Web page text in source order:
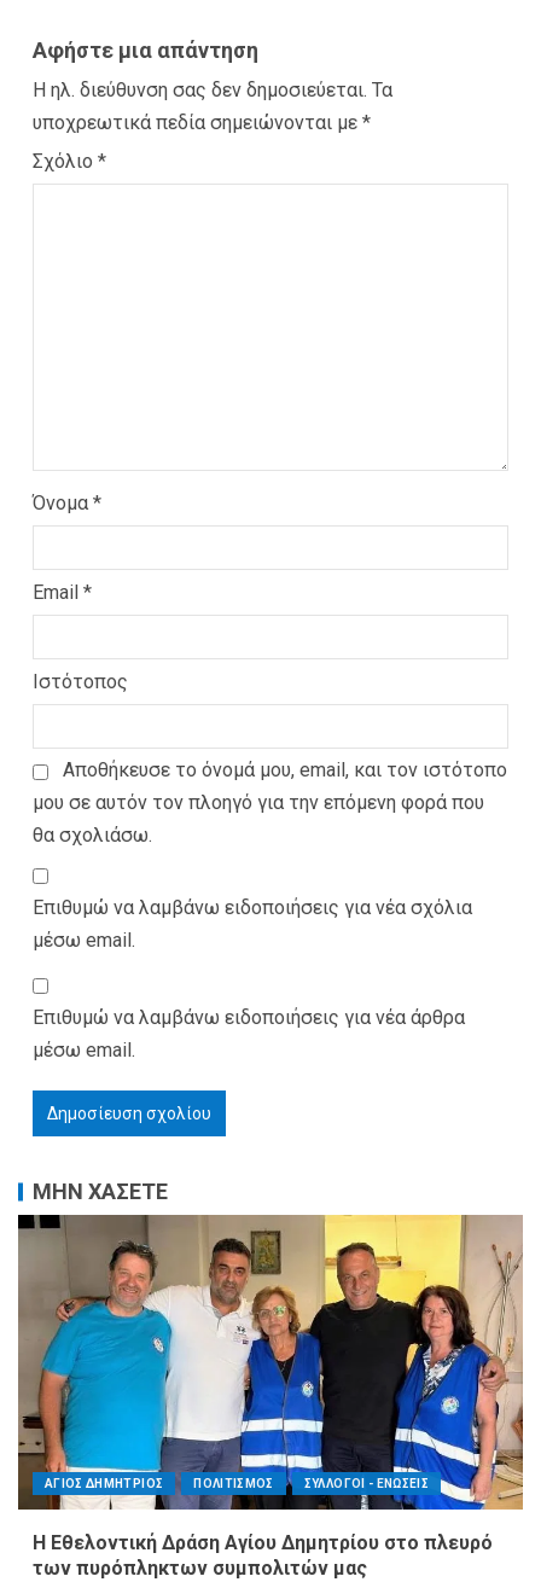
Αφήστε μια απάντηση
Η ηλ. διεύθυνση σας δεν δημοσιεύεται. Τα
υποχρεωτικά πεδία σημειώνονται με *
Σχόλιο *
Όνομα *
Email *
Ιστότοπος
Αποθήκευσε το όνομά μου, email, και τον ιστότοπο
μου σε αυτόν τον πλοηγό για την επόμενη φορά που
θα σχολιάσω.
Επιθυμώ να λαμβάνω ειδοποιήσεις για νέα σχόλια
μέσω email.
Επιθυμώ να λαμβάνω ειδοποιήσεις για νέα άρθρα
μέσω email.
ΜΗΝ ΧΑΣΕΤΕ
ΑΓΙΟΣ ΔΗΜΗΤΡΙΟΣ ΠΟΛΙΤΙΣΜΟΣ ΣΥΛΛΟΓΟΙ - ΕΝΩΣΕΙΣ
Η Εθελοντική Δράση Αγίου Δημητρίου στο πλευρό
των πυρόπληκτων συμπολιτών μας